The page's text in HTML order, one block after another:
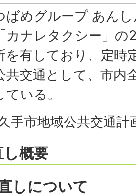
ばめグループ あん
カナレタクシー」の
を有しており、定時
共交通として、市内
ている。
手市地域公共交通計
し概要
しについて